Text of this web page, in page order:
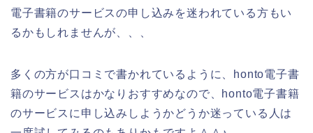
電子書籍のサービスの申し込みを迷われている方もい
るかもしれませんが、、、
多くの方が口コミで書かれているように、honto電子書
籍のサービスはかなりおすすめなので、honto電子書籍
のサービスに申し込みしようかどうか迷っている人は